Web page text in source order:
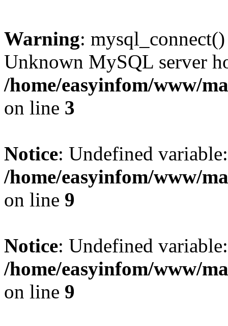
Warning:
Unknown MySQL server
/home/easyinfom/www/
on line 3
Notice: Undefined
/home/easyinfom/www/
on line 9
Notice: Undefined
/home/easyinfom/www/
on line 9